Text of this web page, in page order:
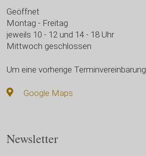
Geöffnet
Montag - Freitag
jeweils 10 - 12 und 14 - 18 Uhr
Mittwoch geschlossen
Um eine vorherige
Google Maps
Newsletter